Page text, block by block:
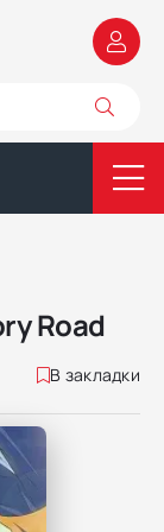
Road
В закладки